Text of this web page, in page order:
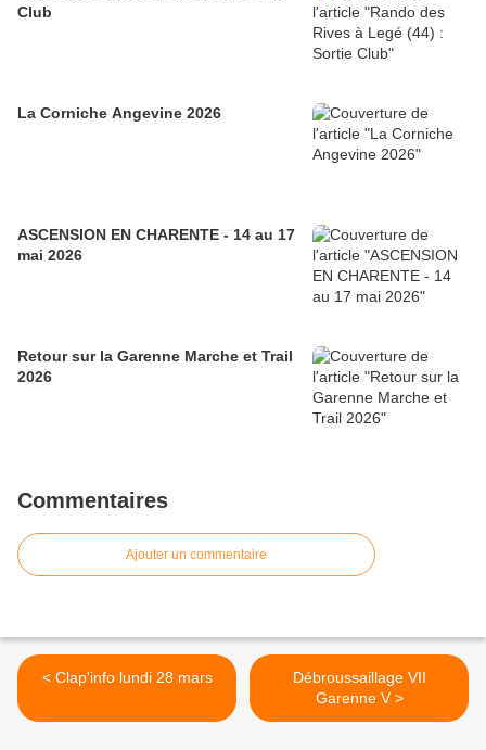
Club
La Corniche Angevine 2026
ASCENSION EN CHARENTE - 14 au 17
mai 2026
Retour sur la Garenne Marche et Trail
2026
Commentaires
Ajouter un commentaire
< Clap'info lundi 28 mars
Débroussaillage VII
Garenne V >